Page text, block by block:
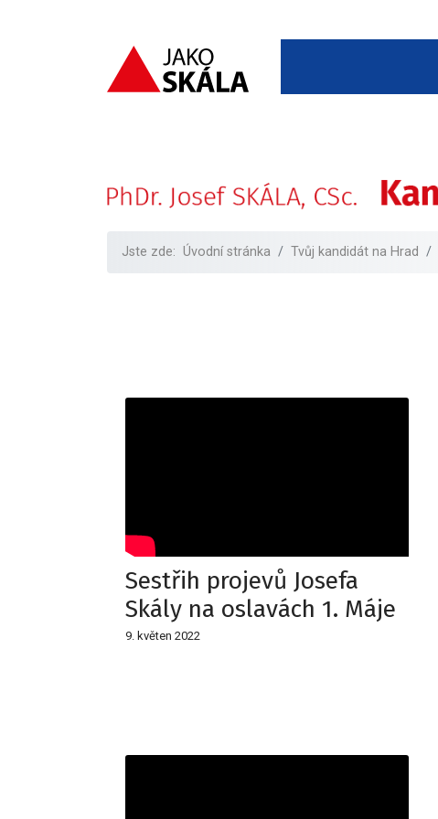
Jste zde: Úvodní stránka Tvůj kandidát na Hrad
Sestřih projevů Josefa
Skály na oslavách 1. Máje
9. květen 2022